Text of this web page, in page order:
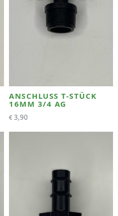
ANSCHLUSS T-STÜCK
16MM 3/4 AG
€3,90